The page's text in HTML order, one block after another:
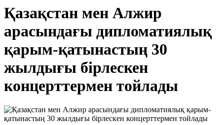
Қазақстан мен Алжир
арасындағы дипломатиялық
қарым-қатынастың 30
жылдығы бірлескен
концерттермен тойлады